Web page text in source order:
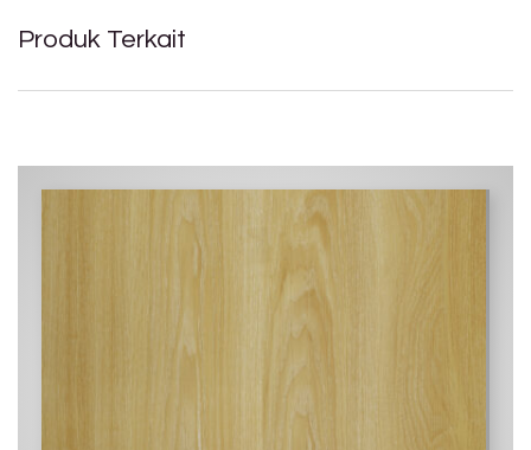
Produk Terkait